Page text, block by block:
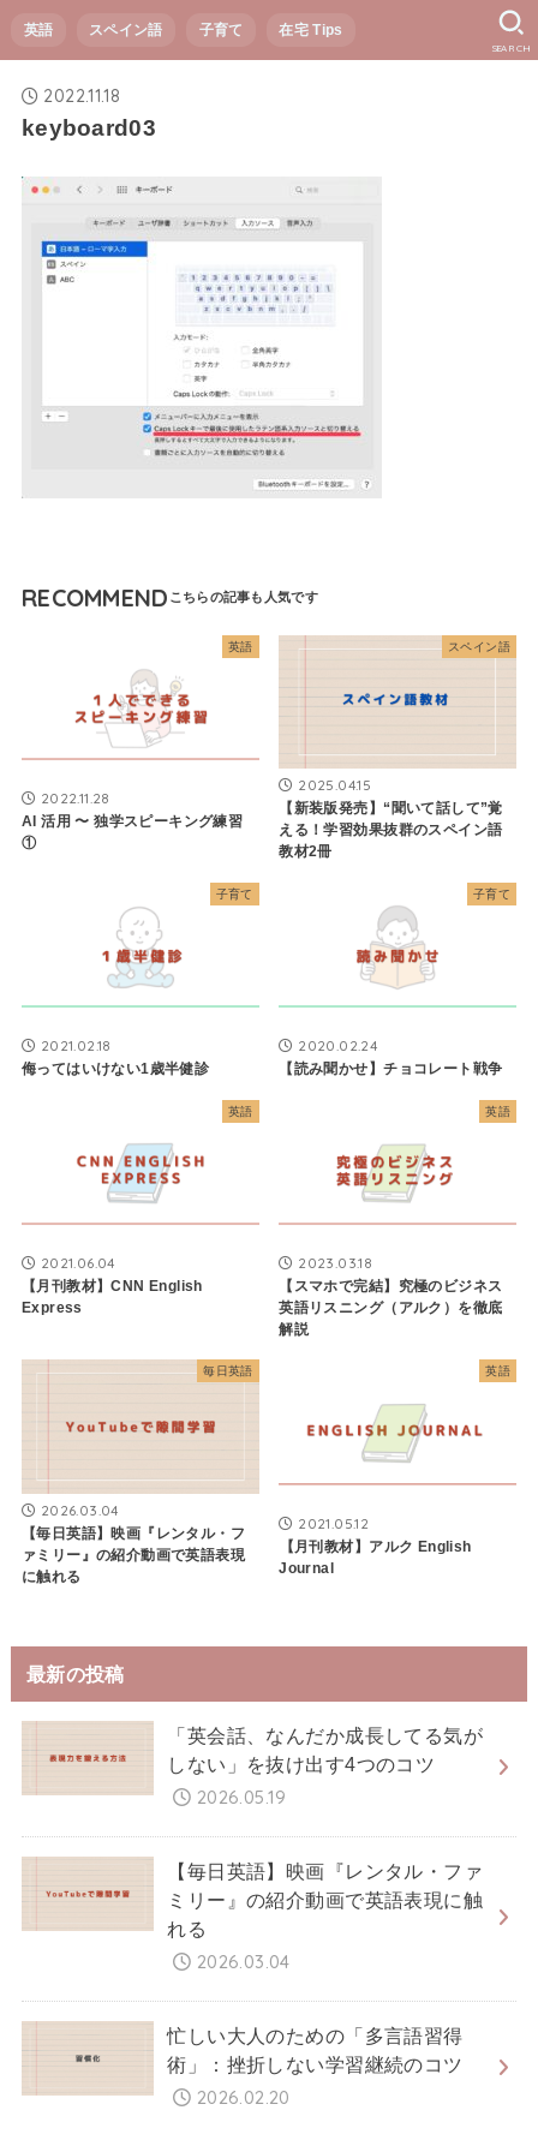
英語 スペイン語 子育て 在宅 Tips
SEARCH
2022.11.18
keyboard03
RECOMMEND
英語
2022.11.28
AI 活用 〜 独学スピーキング練習
①
スペイン語
2025.04.15
【新装版発売】“聞いて話して”覚
える！学習効果抜群のスペイン語
教材2冊
子育て
2021.02.18
侮ってはいけない1歳半健診
子育て
2020.02.24
【読み聞かせ】チョコレート戦争
英語
2021.06.04
【月刊教材】CNN English
Express
英語
2023.03.18
【スマホで完結】究極のビジネス
英語リスニング（アルク）を徹底
解説
毎日英語
2026.03.04
【毎日英語】映画『レンタル・フ
ァミリー』の紹介動画で英語表現
に触れる
英語
2021.05.12
【月刊教材】アルク English
Journal
最新の投稿
「英会話、なんだか成長してる気が
しない」を抜け出す4つのコツ
2026.05.19
【毎日英語】映画『レンタル・ファ
ミリー』の紹介動画で英語表現に触
れる
2026.03.04
忙しい大人のための「多言語習得
術」：挫折しない学習継続のコツ
2026.02.20